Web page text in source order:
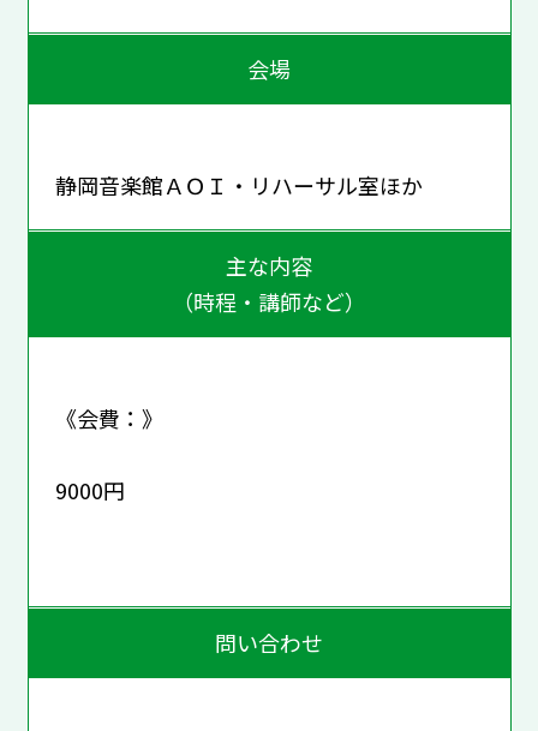
会場
静岡音楽館ＡＯＩ・リハーサル室ほか
主な内容
（時程・講師など）
《会費：》
9000円
問い合わせ